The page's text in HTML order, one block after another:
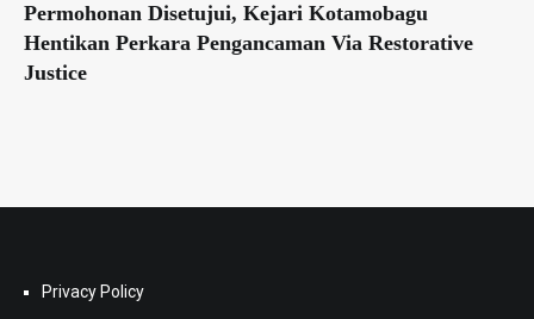
Permohonan Disetujui, Kejari Kotamobagu
Hentikan Perkara Pengancaman Via Restorative
Justice
Privacy Policy